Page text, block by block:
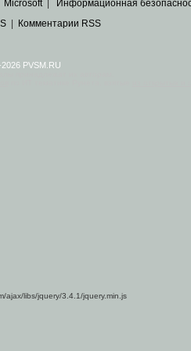
Microsoft| Информационная
| Комментарии RSS
PVSM.RU
ajax/libs/jquery/3.4.1/jquery.min.js